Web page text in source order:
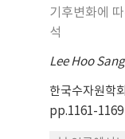
홍수 피해액
축하고 RCP
피해에 주된
우관련 요소
과거 홍수로
기후변화에
석
Lee Hoo Sang
한국수자원학
pp.1161-1169